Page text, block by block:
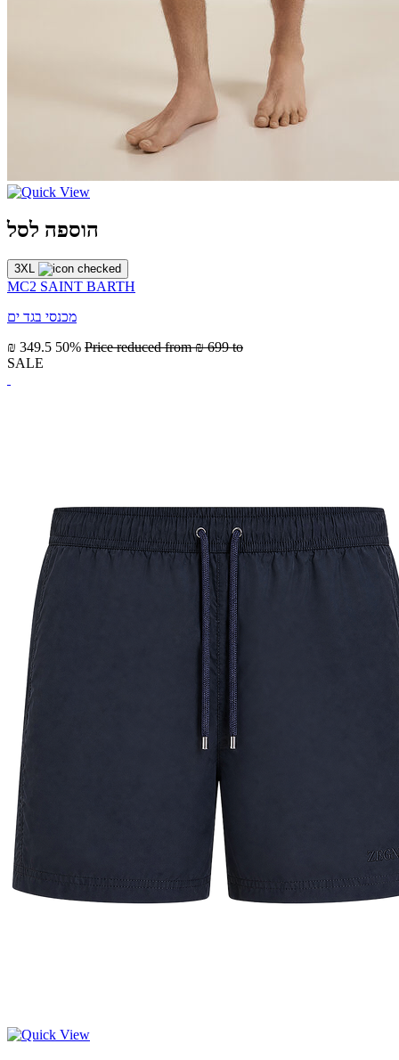
הוספה לסל
3XL
MC2 SAINT BARTH
מכנסי בגד ים
₪ 349.5 50% Price reduced from₪ 699 to
SALE